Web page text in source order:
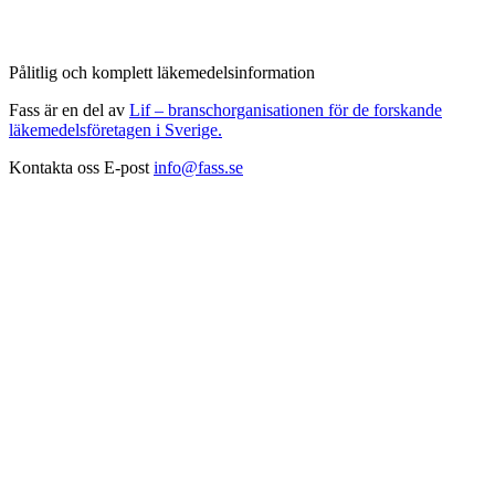
Pålitlig och komplett läkemedelsinformation
Fass är en del av Lif – branschorganisationen för de forskande
läkemedelsföretagen i Sverige.
Kontakta oss E-post info@fass.se